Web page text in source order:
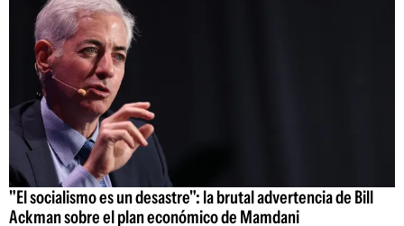
"El socialismo es un desastre": la brutal advertencia de Bill
Ackman sobre el plan económico de Mamdani